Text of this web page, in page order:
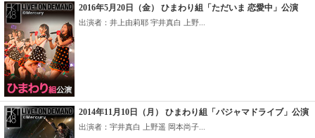
2016年5月20日（金） ひまわり組「ただいま 恋愛中」公演
出演者：井上由莉耶 宇井真白 上野...
2014年11月10日（月） ひまわり組「パジャマドライブ」公演
出演者：宇井真白 上野遥 岡本尚子...